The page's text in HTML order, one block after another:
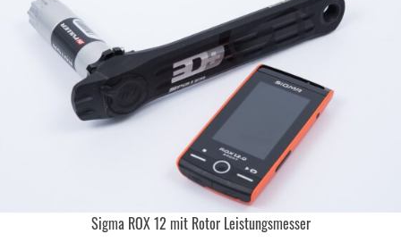
Sigma ROX 12 mit Rotor Leistungsmesser